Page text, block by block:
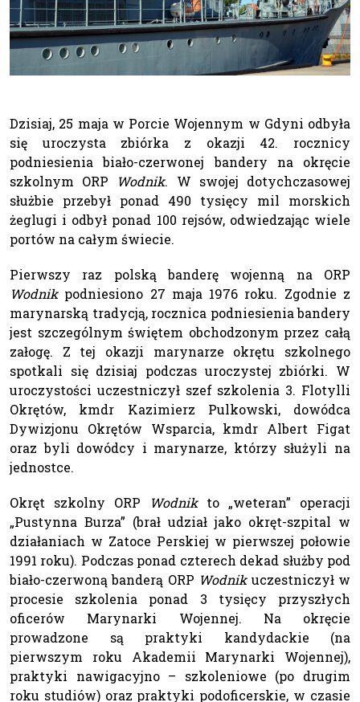
Dzisiaj, 25 maja w Porcie Wojennym w Gdyni odbyła
się uroczysta zbiórka z okazji 42. rocznicy
podniesienia biało-czerwonej bandery na okręcie
szkolnym ORP
Wodnik. W swojej dotychczasowej
służbie przebył ponad 490 tysięcy mil morskich
żeglugi i odbył ponad 100 rejsów, odwiedzając wiele
portów na całym świecie.
Pierwszy raz polską banderę wojenną na ORP
Wodnikpodniesiono 27 maja 1976 roku. Zgodnie z
marynarską tradycją, rocznica podniesienia bandery
jest szczególnym świętem obchodzonym przez całą
załogę. Z tej okazji marynarze okrętu szkolnego
spotkali się dzisiaj podczas uroczystej zbiórki. W
uroczystości uczestniczył szef szkolenia 3. Flotylli
Okrętów, kmdr Kazimierz Pulkowski, dowódca
Dywizjonu Okrętów Wsparcia, kmdr Albert Figat
oraz byli dowódcy i marynarze, którzy służyli na
jednostce.
Okręt szkolny ORP Wodnikto „weteran” operacji
„Pustynna Burza” (brał udział jako okręt-szpital w
działaniach w Zatoce Perskiej w pierwszej połowie
1991 roku). Podczas ponad czterech dekad służby pod
biało-czerwoną banderą ORP Wodnikuczestniczył w
procesie szkolenia ponad 3 tysięcy przyszłych
oficerów Marynarki Wojennej. Na okręcie
prowadzone są praktyki kandydackie (na
pierwszym roku Akademii Marynarki Wojennej),
praktyki nawigacyjno – szkoleniowe (po drugim
roku studiów) oraz praktyki podoficerskie, w czasie